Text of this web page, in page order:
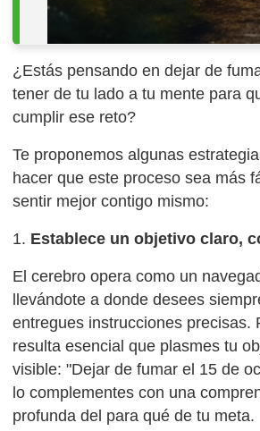
¿Estás pensando en dejar de
tener de tu lado a tu mente para
cumplir ese reto?
Te proponemos algunas
hacer que este proceso sea más
sentir mejor contigo mismo:
1. Establece un objetivo claro,
El cerebro opera como un
llevándote a donde desees
entregues instrucciones precisas.
resulta esencial que plasmes tu
visible: "Dejar de fumar el 15 de
lo complementes con una
profunda del para qué de tu meta.